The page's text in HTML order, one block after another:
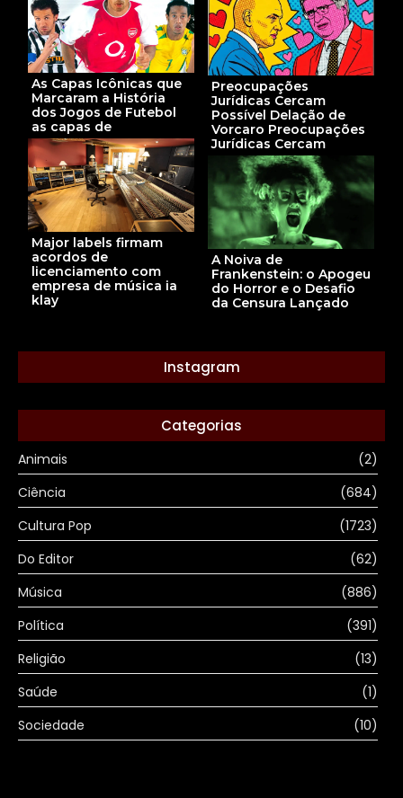
As Capas Icônicas que
Marcaram a História
dos Jogos de Futebol
as capas de
Preocupações
Jurídicas Cercam
Possível Delação de
Vorcaro Preocupações
Jurídicas Cercam
Major labels firmam
acordos de
licenciamento com
empresa de música ia
klay
A Noiva de
Frankenstein: o Apogeu
do Horror e o Desafio
da Censura Lançado
Instagram
Categorias
Animais
(2)
Ciência
(684)
Cultura Pop
(1723)
Do Editor
(62)
Música
(886)
Política
(391)
Religião
(13)
Saúde
(1)
Sociedade
(10)